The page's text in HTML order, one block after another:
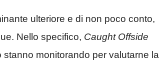
ulteriore e di non poco conto,
Nello specifico, Caught Offside
stanno monitorando per valutarne la